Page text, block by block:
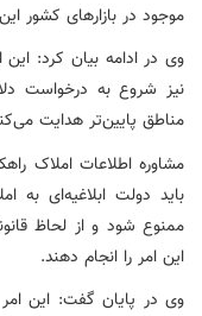
موجود در بازارهای کشور
وی در ادامه بیان کرد: این
نیز شروع به درخواست
مناطق پایین‌تر هدایت
مشاوره اطلاعات املاک
باید دولت ابلاغیه‌ای به
ممنوع شود و از لحاظ
این امر را انجام دهند.
وی در پایان گفت: این